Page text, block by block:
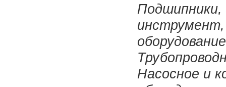
Подшипники,
Насосное и